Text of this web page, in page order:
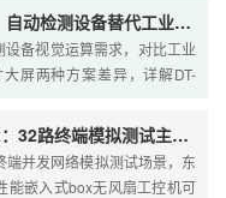
工控机电脑搭配60寸大屏，自动检测设备替代工业一体机优选方案
视觉运算需求，对比工业
屏两种方案差异，详解DT-
宽温多网高性能嵌入式box：32路终端模拟测试主机选型
发网络模拟测试场景，东
能嵌入式box无风扇工控机可